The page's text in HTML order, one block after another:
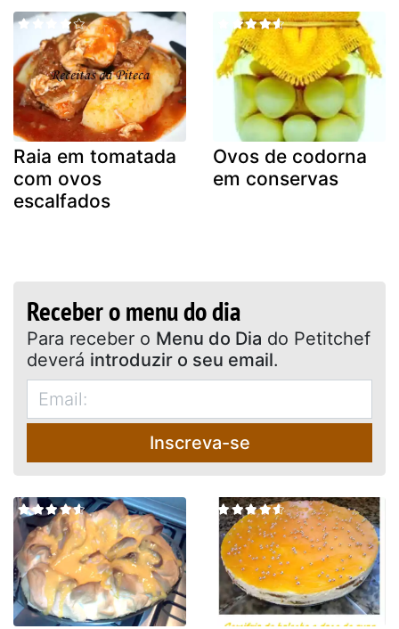
Raia em tomatada
com ovos
escalfados
Ovos de codorna
em conservas
Receber o menu do dia
Para receber o Menu do Dia do Petitchef
deverá introduzir o seu email.
Inscreva-se